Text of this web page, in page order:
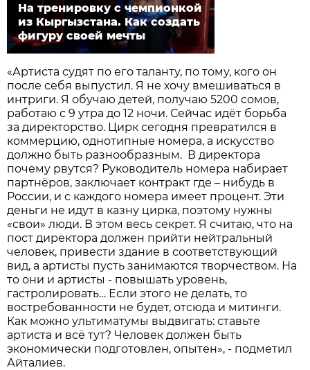
На тренировку с чемпионкой
из Кыргызстана. Как создать
фигуру своей мечты
«Артиста судят по его таланту, по тому, кого он
после себя выпустил. Я не хочу вмешиваться в
интриги. Я обучаю детей, получаю 5200 сомов,
работаю с 9 утра до 12 ночи. Сейчас идёт борьба
за директорство. Цирк сегодня превратился в
коммерцию, однотипные номера, а искусство
должно быть разнообразным. В директора
почему рвутся? Руководитель номера набирает
партнёров, заключает контракт где – нибудь в
России, и с каждого номера имеет процент. Эти
деньги не идут в казну цирка, поэтому нужны
«свои» люди. В этом весь секрет. Я считаю, что на
пост директора должен прийти нейтральный
человек, привести здание в соответствующий
вид, а артисты пусть занимаются творчеством. На
то они и артисты - повышать уровень,
гастролировать… Если этого не делать, то
востребованности не будет, отсюда и митинги.
Как можно ультиматумы выдвигать: ставьте
артиста и всё тут? Человек должен быть
экономически подготовлен, опытен», - подметил
Айталиев.